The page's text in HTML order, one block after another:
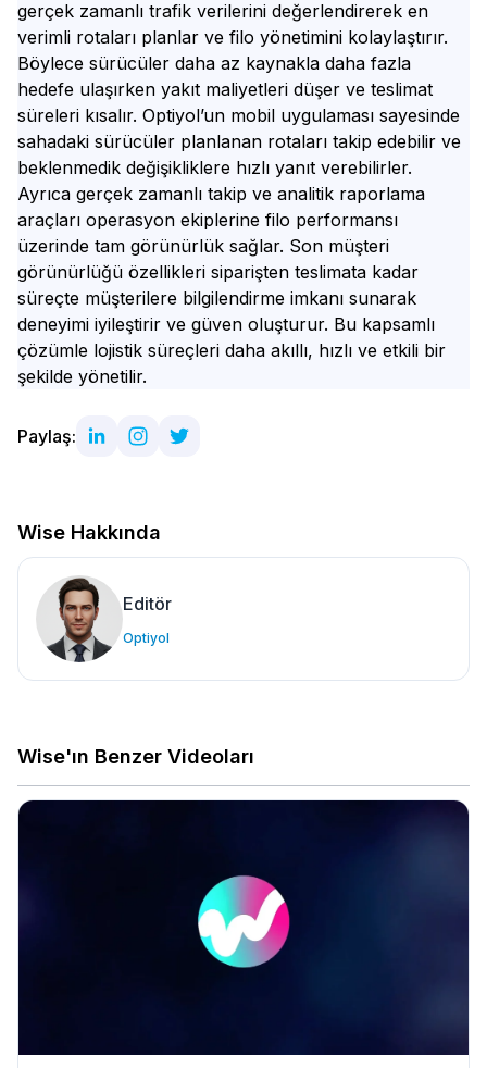
gerçek zamanlı trafik verilerini değerlendirerek en
verimli rotaları planlar ve filo yönetimini kolaylaştırır.
Böylece sürücüler daha az kaynakla daha fazla
hedefe ulaşırken yakıt maliyetleri düşer ve teslimat
süreleri kısalır. Optiyol’un mobil uygulaması sayesinde
sahadaki sürücüler planlanan rotaları takip edebilir ve
beklenmedik değişikliklere hızlı yanıt verebilirler.
Ayrıca gerçek zamanlı takip ve analitik raporlama
araçları operasyon ekiplerine filo performansı
üzerinde tam görünürlük sağlar. Son müşteri
görünürlüğü özellikleri siparişten teslimata kadar
süreçte müşterilere bilgilendirme imkanı sunarak
deneyimi iyileştirir ve güven oluşturur. Bu kapsamlı
çözümle lojistik süreçleri daha akıllı, hızlı ve etkili bir
şekilde yönetilir.
Paylaş:
Wise Hakkında
Editör
Optiyol
Wise'ın Benzer Videoları